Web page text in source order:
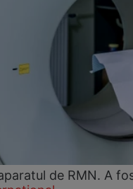
de RMN. A